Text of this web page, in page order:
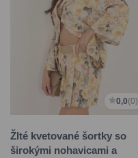
0,0(0)
Žlté kvetované šortky so
širokými nohavicami a